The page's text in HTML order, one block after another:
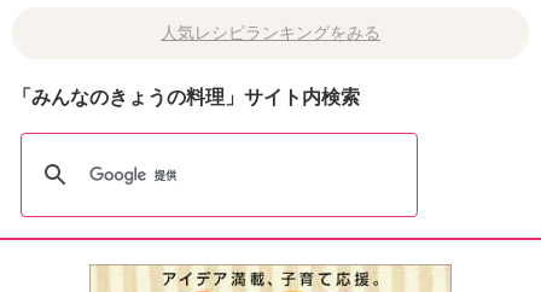
人気レシピランキングをみる
「みんなのきょうの料理」サイト内検索